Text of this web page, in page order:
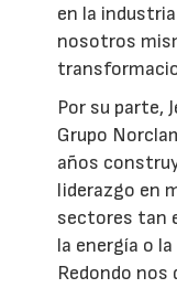
en la
nosotros
Por su parte,
Grupo
años
liderazgo en
sectores tan
la energía o
Redondo nos